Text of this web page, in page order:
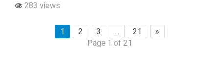
283 views
1 2 3 … 21
»
Page 1 of 21